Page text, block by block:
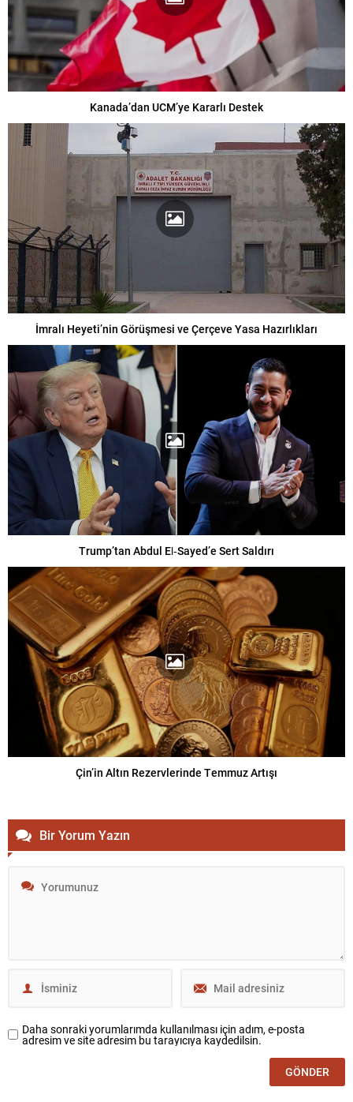
Kanada’dan UCM’ye Kararlı Destek
İmralı Heyeti’nin Görüşmesi ve Çerçeve Yasa Hazırlıkları
Trump’tan Abdul El‑Sayed’e Sert Saldırı
Çin’in Altın Rezervlerinde Temmuz Artışı
Bir Yorum Yazın
Daha sonraki yorumlarımda kullanılması için adım, e-posta
adresim ve site adresim bu tarayıcıya kaydedilsin.